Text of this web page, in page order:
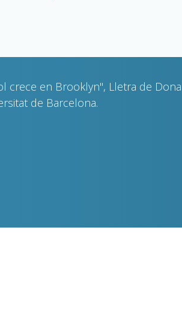
crece en Brooklyn", Lletra de
de Barcelona.